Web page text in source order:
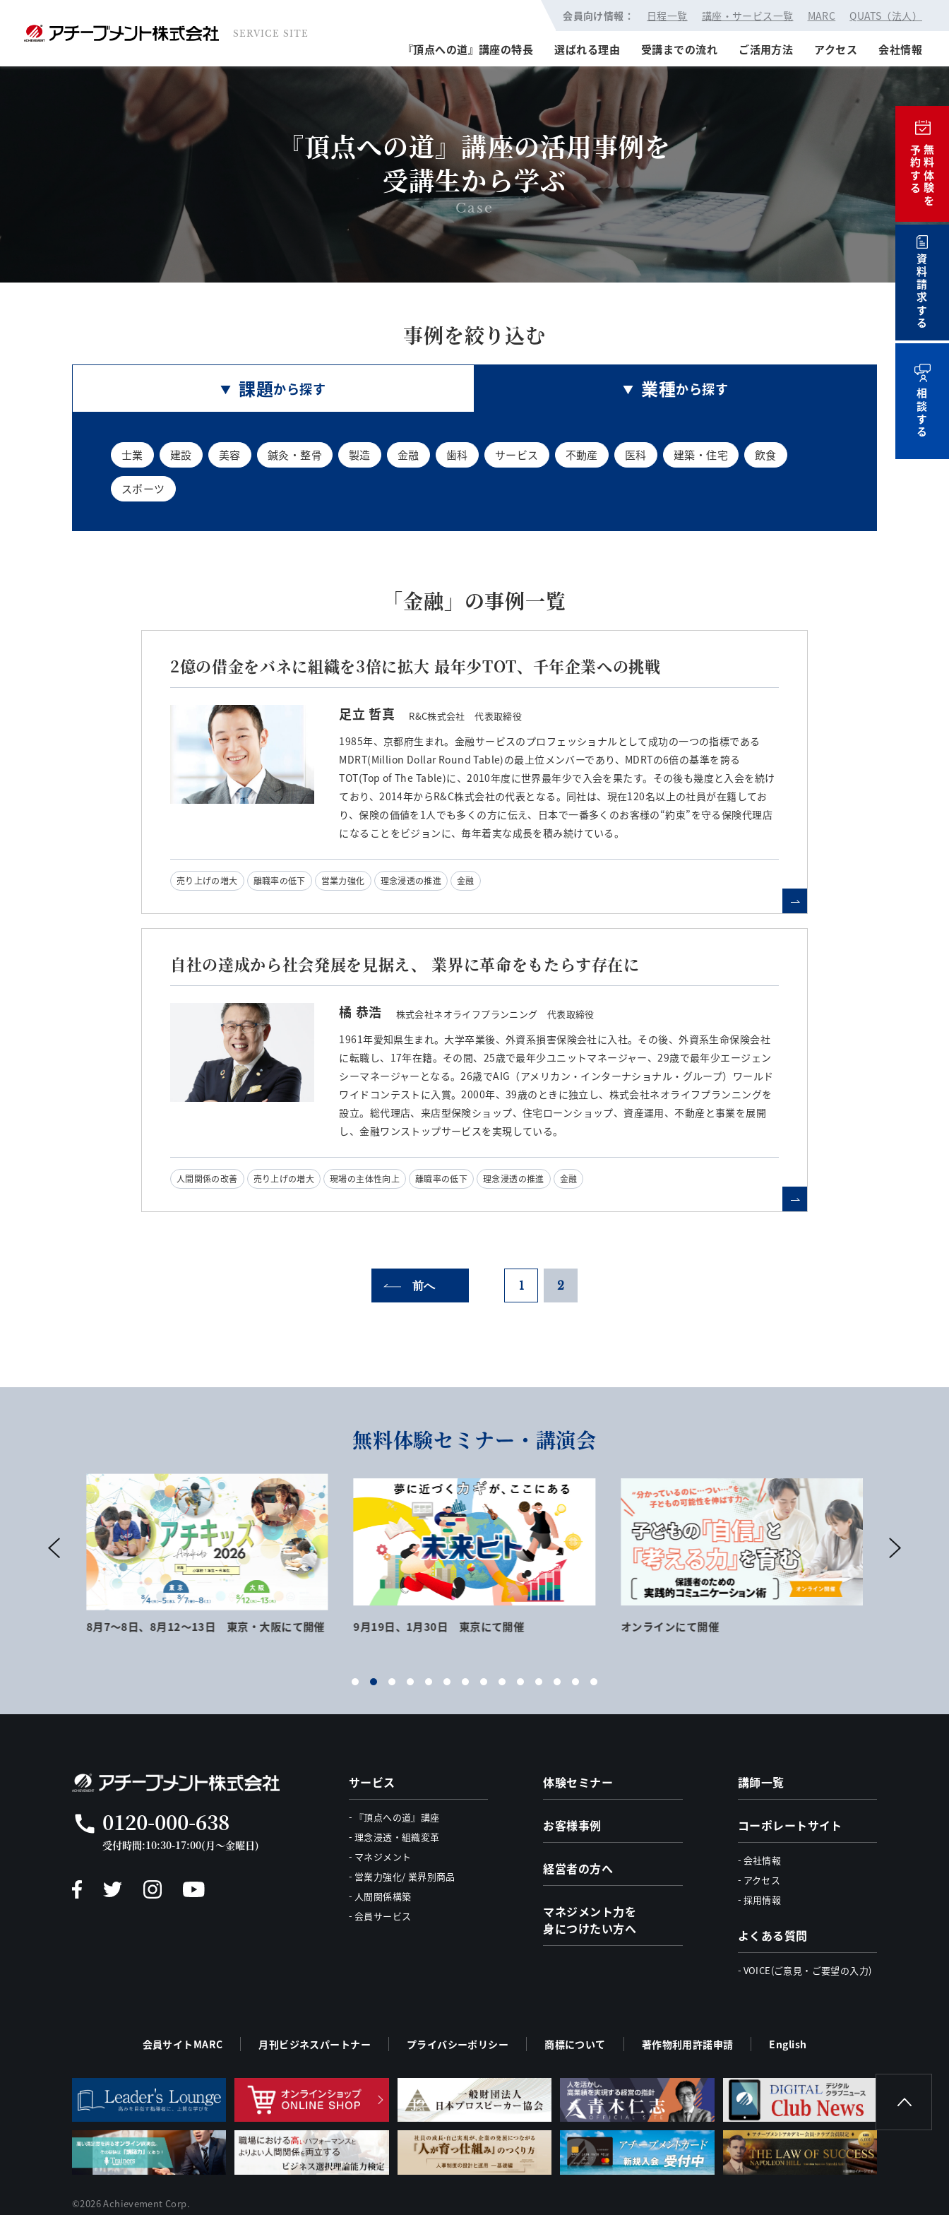
SERVICE SITE
会員向け情報： 日程一覧 講座・サービス一覧 MARC QUATS（法人）
『頂点への道』講座の特長 選ばれる理由 受講までの流れ ご活用方法 アクセス 会社情報
無料体験を
予約する
資料請求する
相談する
『頂点への道』講座の活用事例を
受講生から学ぶ
Case
事例を絞り込む
課題から探す 業種から探す
士業 建設 美容 鍼灸・整骨 製造 金融 歯科 サービス 不動産 医科 建築・住宅 飲食
スポーツ
「金融」の事例一覧
2億の借金をバネに組織を3倍に拡大 最年少TOT、千年企業への挑戦
足立 哲真 R&C株式会社 代表取締役
1985年、京都府生まれ。金融サービスのプロフェッショナルとして成功の一つの指標である
MDRT(Million Dollar Round Table)の最上位メンバーであり、MDRTの6倍の基準を誇る
TOT(Top of The Table)に、2010年度に世界最年少で入会を果たす。その後も幾度と入会を続け
ており、2014年からR&C株式会社の代表となる。同社は、現在120名以上の社員が在籍してお
り、保険の価値を1人でも多くの方に伝え、日本で一番多くのお客様の“約束”を守る保険代理店
になることをビジョンに、毎年着実な成長を積み続けている。
売り上げの増大 離職率の低下 営業力強化 理念浸透の推進 金融
自社の達成から社会発展を見据え、 業界に革命をもたらす存在に
橘 恭浩 株式会社ネオライフプランニング 代表取締役
1961年愛知県生まれ。大学卒業後、外資系損害保険会社に入社。その後、外資系生命保険会社
に転職し、17年在籍。その間、25歳で最年少ユニットマネージャー、29歳で最年少エージェン
シーマネージャーとなる。26歳でAIG（アメリカン・インターナショナル・グループ）ワールド
ワイドコンテストに入賞。2000年、39歳のときに独立し、株式会社ネオライフプランニングを
設立。総代理店、来店型保険ショップ、住宅ローンショップ、資産運用、不動産と事業を展開
し、金融ワンストップサービスを実現している。
人間関係の改善 売り上げの増大 現場の主体性向上 離職率の低下 理念浸透の推進 金融
前へ 1 2
無料体験セミナー・講演会
8月7～8日、8月12～13日 東京・大阪にて開催 9月19日、1月30日 東京にて開催 オンラインにて開催
call 0120-000-638
受付時間:10:30-17:00(月～金曜日)
サービス
『頂点への道』講座
理念浸透・組織変革
マネジメント
営業力強化/ 業界別商品
人間関係構築
会員サービス
体験セミナー
お客様事例
経営者の方へ
マネジメント力を
身につけたい方へ
講師一覧
コーポレートサイト
会社情報
アクセス
採用情報
よくある質問
VOICE(ご意見・ご要望の入力)
会員サイトMARC 月刊ビジネスパートナー プライバシーポリシー 商標について 著作物利用許諾申請 English
©2026 Achievement Corp.